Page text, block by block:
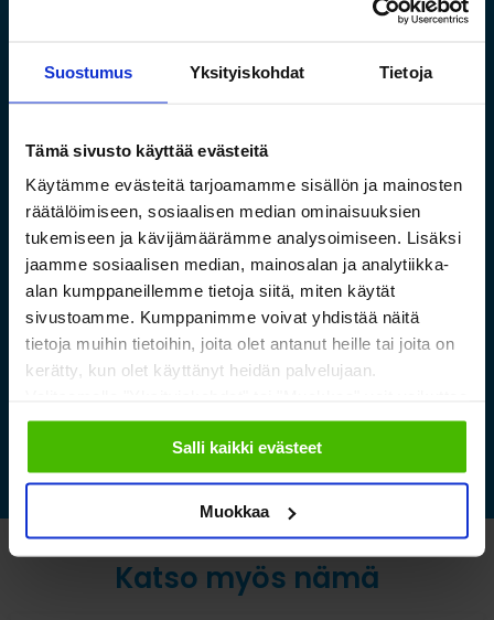
Suostumus Yksityiskohdat Tietoja
Tämä sivusto käyttää evästeitä
Käytämme evästeitä tarjoamamme sisällön ja mainosten
räätälöimiseen, sosiaalisen median ominaisuuksien
tukemiseen ja kävijämäärämme analysoimiseen. Lisäksi
jaamme sosiaalisen median, mainosalan ja analytiikka-
alan kumppaneillemme tietoja siitä, miten käytät
sivustoamme. Kumppanimme voivat yhdistää näitä
tietoja muihin tietoihin, joita olet antanut heille tai joita on
kerätty, kun olet käyttänyt heidän palvelujaan.
sallimiisi evästeisiin.
Salli kaikki evästeet
Muokkaa
Saamelaismuseon ja
luontokeskuksen esineistölle
sopivat ilmastoidut ja
kestävät säilytysratkaisut
Katso myös nämä